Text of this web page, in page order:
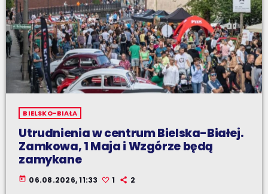
BIELSKO-BIAŁA
Utrudnienia w centrum Bielska-Białej.
Zamkowa, 1 Maja i Wzgórze będą
zamykane
today 06.08.2026, 11:33 1 2